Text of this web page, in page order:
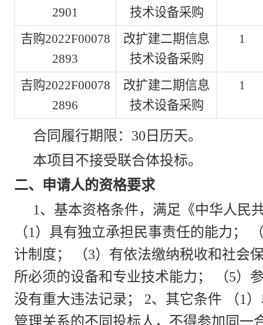
2901
技术设备采购
吉购2022F00078
2893
改扩建二期信息
技术设备采购
1
吉购2022F00078
2896
改扩建二期信息
技术设备采购
1
合同履行期限：30日历天。
本项目不接受联合体投标。
二、申请人的资格要求
1、基本资格条件，满足《中华人民
（1）具有独立承担民事责任的能力；
计制度； （3）有依法缴纳税收和社会
所必须的设备和专业技术能力； （5）
没有重大违法记录； 2、其它条件 （1
管理关系的不同投标人，不得参加同一